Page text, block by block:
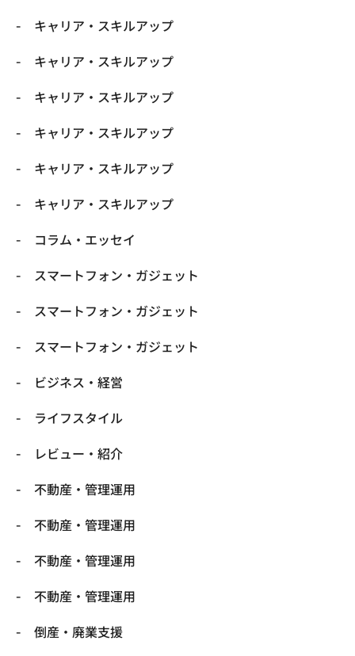
キャリア・スキルアップ
キャリア・スキルアップ
キャリア・スキルアップ
キャリア・スキルアップ
キャリア・スキルアップ
キャリア・スキルアップ
コラム・エッセイ
スマートフォン・ガジェット
スマートフォン・ガジェット
スマートフォン・ガジェット
ビジネス・経営
ライフスタイル
レビュー・紹介
不動産・管理運用
不動産・管理運用
不動産・管理運用
不動産・管理運用
倒産・廃業支援